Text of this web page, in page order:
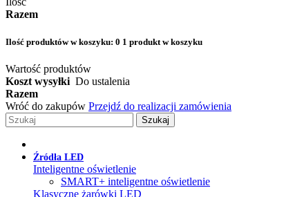
Razem
Ilość produktów w koszyku: 0 1 produkt w koszyku
Wartość produktów
Koszt wysyłki Do ustalenia
Razem
Wróć do zakupów Przejdź do realizacji zamówienia
Szukaj
Źródła LED
Inteligentne oświetlenie
SMART+ inteligentne oświetlenie
Klasyczne żarówki LED